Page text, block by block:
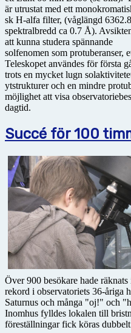
är utrustat med ett
sk H-alfa filter, (våglängd
spektralbredd ca 0.7 Å).
att kunna studera spännande
solfenomen som protuberanser,
Teleskopet användes för första
trots en mycket lugn
ytstrukturer och en mindre
möjlighet att visa
dagtid.
Succé för 100
Över 900 besökare hade
rekord i observatoriets 36-åriga
Saturnus och många "oj!" och
Inomhus fylldes lokalen till
föreställningar fick köras